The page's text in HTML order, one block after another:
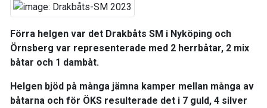
Förra helgen var det Drakbåts SM i Nyköping och
Örnsberg var representerade med 2 herrbåtar, 2 mix
båtar och 1 dambåt.
Helgen bjöd på många jämna kamper mellan många av
båtarna och för ÖKS resulterade det i 7 guld, 4 silver